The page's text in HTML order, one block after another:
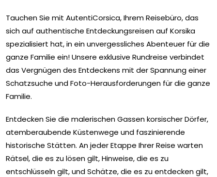
Tauchen Sie mit AutentiCorsica, Ihrem Reisebüro, das
sich auf authentische Entdeckungsreisen auf Korsika
spezialisiert hat, in ein unvergessliches Abenteuer für die
ganze Familie ein! Unsere exklusive Rundreise verbindet
das Vergnügen des Entdeckens mit der Spannung einer
Schatzsuche und Foto-Herausforderungen für die ganze
Familie.
Entdecken Sie die malerischen Gassen korsischer Dörfer,
atemberaubende Küstenwege und faszinierende
historische Stätten. An jeder Etappe Ihrer Reise warten
Rätsel, die es zu lösen gilt, Hinweise, die es zu
entschlüsseln gilt, und Schätze, die es zu entdecken gilt,